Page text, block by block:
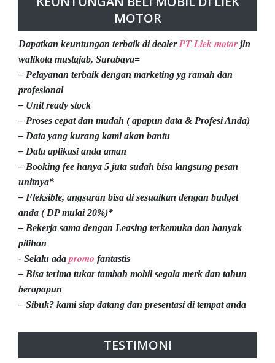
MOTOR
Dapatkan keuntungan terbaik di dealerPT Liek motor jln
walikota mustajab, Surabaya=
– Pelayanan terbaik dengan marketing yg ramah dan
profesional
– Unit ready stock
– Proses cepat dan mudah ( apapun data & Profesi Anda)
– Data yang kurang kami akan bantu
– Data aplikasi anda aman
– Booking fee hanya 5 juta sudah bisa langsung pesan
unitnya*
– Fleksible, angsuran bisa di sesuaikan dengan budget
anda ( DP mulai 20%)*
– Bekerja sama dengan Leasing terkemuka dan banyak
pilihan
- Selalu ada promo fantastis
– Bisa terima tukar tambah mobil segala merk dan tahun
berapapun
– Sibuk? kami siap datang dan presentasi di tempat anda
TESTIMONI